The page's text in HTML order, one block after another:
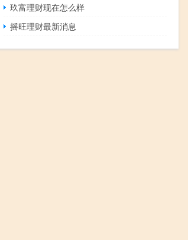
玖富理财现在怎么样
摇旺理财最新消息